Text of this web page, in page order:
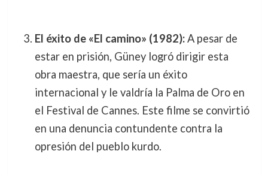
El éxito de «El camino» (1982):A pesar de
estar en prisión, Güney logró dirigir esta
obra maestra, que sería un éxito
internacional y le valdría la Palma de Oro en
el Festival de Cannes. Este filme se convirtió
en una denuncia contundente contra la
opresión del pueblo kurdo.